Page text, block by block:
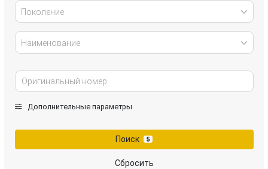
Поколение
Наименование
Дополнительные параметры
Поиск 5
Сбросить